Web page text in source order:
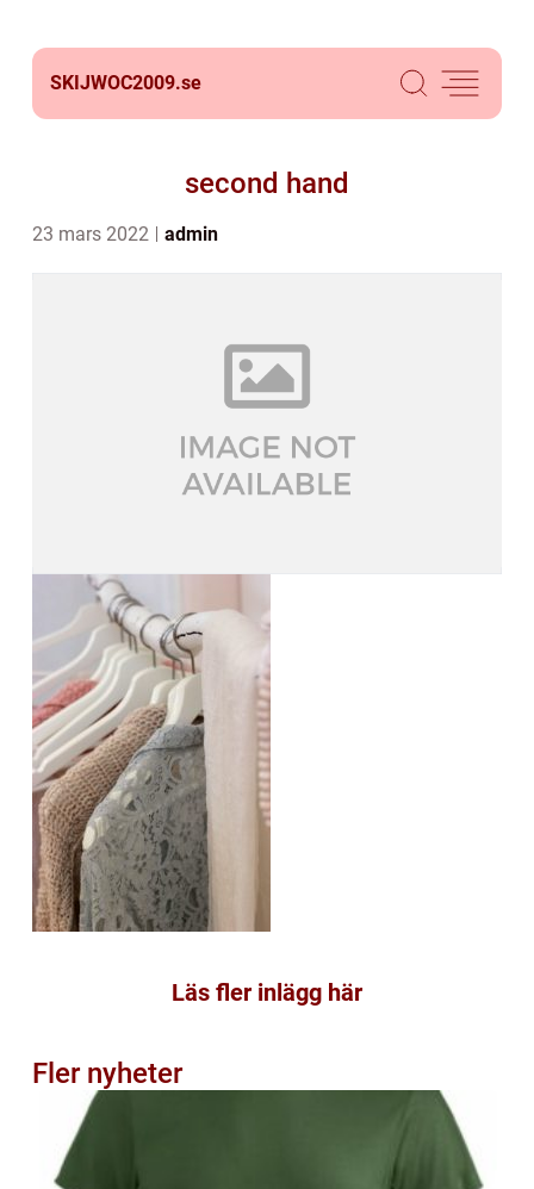
SKIJWOC2009.se
second hand
23 mars 2022 admin
Läs fler inlägg här
Fler nyheter